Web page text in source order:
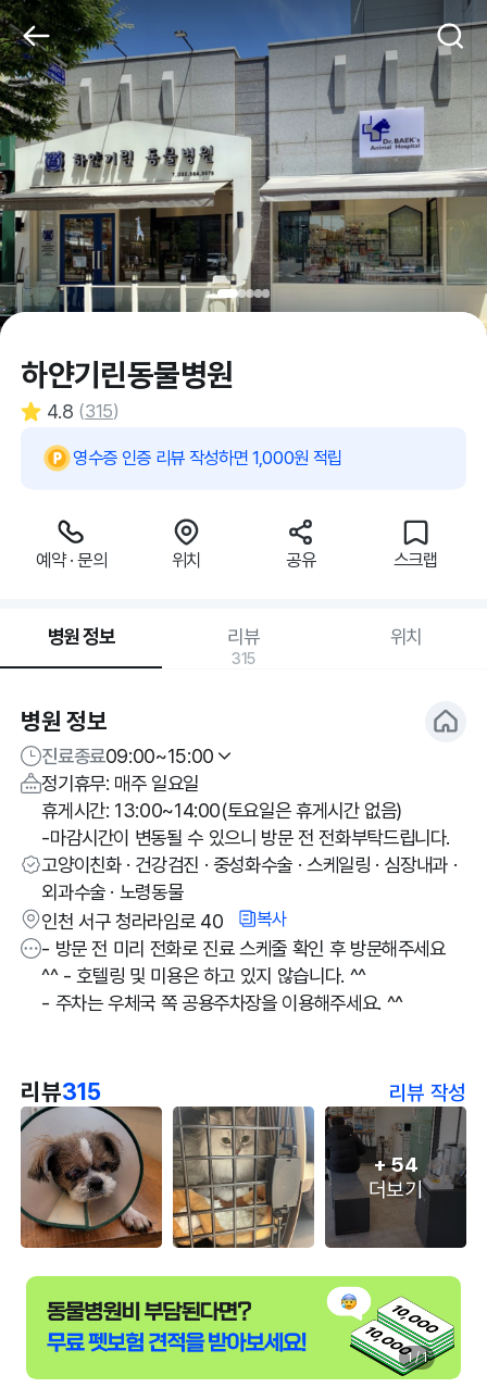
하얀기린동물병원
4.8 (315)
영수증 인증 리뷰 작성하면 1,000원 적립
예약 · 문의 위치 공유 스크랩
병원 정보 리뷰
315
위치
병원 정보
진료종료09:00~15:00
정기휴무: 매주 일요일
휴게시간: 13:00~14:00(토요일은 휴게시간 없음)
-마감시간이 변동될 수 있으니 방문 전 전화부탁드립니다.
고양이친화 · 건강검진 · 중성화수술 · 스케일링 · 심장내과 ·
외과수술 · 노령동물
인천 서구 청라라임로 40
복사
- 방문 전 미리 전화로 진료 스케줄 확인 후 방문해주세요
^^ - 호텔링 및 미용은 하고 있지 않습니다. ^^
- 주차는 우체국 쪽 공용주차장을 이용해주세요. ^^
리뷰315 리뷰 작성
+54
더보기
1 / 1